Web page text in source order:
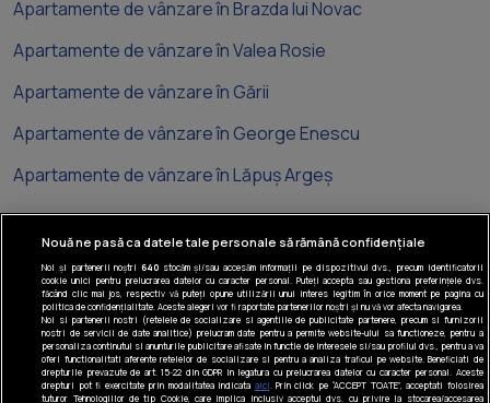
Apartamente de vânzare în Brazda lui Novac
Apartamente de vânzare în Valea Rosie
Apartamente de vânzare în Gării
Apartamente de vânzare în George Enescu
Apartamente de vânzare în Lăpuș Argeș
Tel: +40 374 40 44 99
Iride Business Park, Bld. Dimitrie
Pompeiu 9-9A, Clădirea B2B, 020335,
sector 2, București, România
© Realmedia Network 2026
Nouă ne pasă ca datele tale personale să rămână confidențiale
Noi și partenerii noștri 640stocăm și/sau accesăm informații pe dispozitivul dvs., precum identificatorii
cookie unici pentru prelucrarea datelor cu caracter personal. Puteți accepta sau gestiona preferințele dvs.
făcând clic mai jos, respectiv vă puteți opune utilizării unui interes legitim în orice moment pe pagina cu
politica de confidențialitate. Aceste alegeri vor fi raportate partenerilor noștri și nu vă vor afecta navigarea.
Noi si partenerii nostri (retelele de socializare si agentiile de publicitate partenere, precum si furnizorii
nostri de servicii de date analitice) prelucram date pentru a permite website-ului sa functioneze, pentru a
personaliza continutul si anunturile publicitare afisate in functie de interesele si/sau profilul dvs., pentru a va
oferi functionalitati aferente retelelor de socializare si pentru a analiza traficul pe website. Beneficiati de
drepturile prevazute de art. 15-22 din GDPR in legatura cu prelucrarea datelor cu caracter personal. Aceste
drepturi pot fi exercitate prin modalitatea indicata aici . Prin click pe “ACCEPT TOATE”, acceptati folosirea
tuturor Tehnologiilor de tip Cookie, care implica inclusiv acceptul dvs. cu privire la stocarea/accesarea